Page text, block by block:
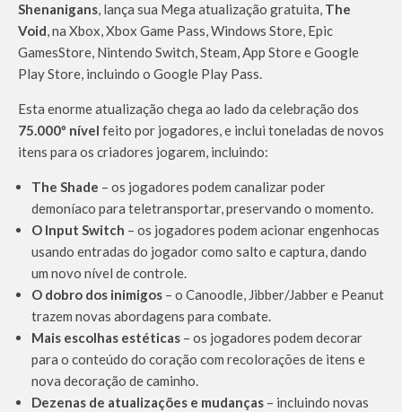
Shenanigans, lança sua Mega atualização gratuita, The
Void, na Xbox, Xbox Game Pass, Windows Store, Epic
GamesStore, Nintendo Switch, Steam, App Store e Google
Play Store, incluindo o Google Play Pass.
Esta enorme atualização chega ao lado da celebração dos
75.000º nível feito por jogadores, e inclui toneladas de novos
itens para os criadores jogarem, incluindo:
The Shade – os jogadores podem canalizar poder
demoníaco para teletransportar, preservando o momento.
O Input Switch – os jogadores podem acionar engenhocas
usando entradas do jogador como salto e captura, dando
um novo nível de controle.
O dobro dos inimigos – o Canoodle, Jibber/Jabber e Peanut
trazem novas abordagens para combate.
Mais escolhas estéticas – os jogadores podem decorar
para o conteúdo do coração com recolorações de itens e
nova decoração de caminho.
Dezenas de atualizações e mudanças – incluindo novas